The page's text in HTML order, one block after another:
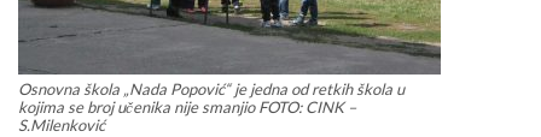
Osnovna škola „Nada Popović“ je jedna od retkih škola u
kojima se broj učenika nije smanjio FOTO: CINK –
S.Milenković